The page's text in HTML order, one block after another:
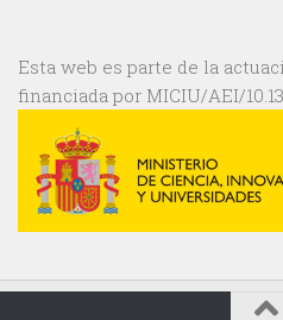
Esta web es parte de la
financiada por MICIU/AEI/